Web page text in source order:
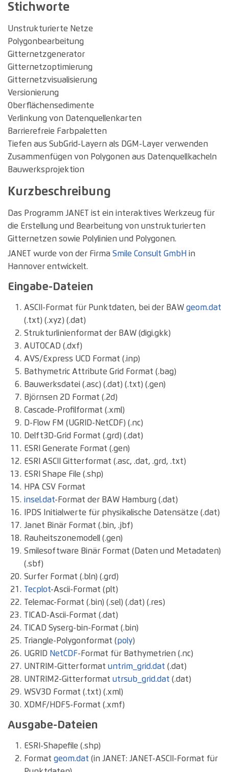
Stichworte
Unstrukturierte Netze
Polygonbearbeitung
Gitternetzgenerator
Gitternetzoptimierung
Gitternetzvisualisierung
Versionierung
Oberflächensedimente
Verlinkung von Datenquellenkarten
Barrierefreie Farbpaletten
Tiefen aus SubGrid-Layern als DGM-Layer verwenden
Zusammenfügen von Polygonen aus Datenquellkacheln
Bauwerksprojektion
Kurzbeschreibung
Das Programm JANET ist ein interaktives Werkzeug für
die Erstellung und Bearbeitung von unstrukturierten
Gitternetzen sowie Polylinien und Polygonen.
JANET wurde von der Firma Smile Consult GmbH in
Hannover entwickelt.
Eingabe-Dateien
ASCII-Format für Punktdaten, bei der BAW geom.dat
(.txt) (.xyz) (.dat)
Strukturlinienformat der BAW (digi.gkk)
AUTOCAD (.dxf)
AVS/Express UCD Format (.inp)
Bathymetric Attribute Grid Format (.bag)
Bauwerksdatei (.asc) (.dat) (.txt) (.gen)
Björnsen 2D Format (.2d)
Cascade-Profilformat (.xml)
D-Flow FM (UGRID-NetCDF) (.nc)
Delft3D-Grid Format (.grd) (.dat)
ESRI Generate Format (.gen)
ESRI ASCII Gitterformat (.asc, .dat, .grd, .txt)
ESRI Shape File (.shp)
HPA CSV Format
insel.dat-Format der BAW Hamburg (.dat)
IPDS Initialwerte für physikalische Datensätze (.dat)
Janet Binär Format (.bin, .jbf)
Rauheitszonemodell (.gen)
Smilesoftware Binär Format (Daten und Metadaten)
(.sbf)
Surfer Format (.bln) (.grd)
Tecplot-Ascii-Format (plt)
Telemac-Format (.bin) (.sel) (.dat) (.res)
TICAD-Ascii-Format (.dat)
TICAD Syserg-bin-Format (.bin)
Triangle-Polygonformat (poly)
UGRID NetCDF-Format für Bathymetrien (.nc)
UNTRIM-Gitterformat untrim_grid.dat (.dat)
UNTRIM2-Gitterformat utrsub_grid.dat (.dat)
WSV3D Format (.txt) (.xml)
XDMF/HDF5-Format (.xmf)
Ausgabe-Dateien
ESRI-Shapefile (.shp)
Format geom.dat (in JANET: JANET-ASCII-Format für